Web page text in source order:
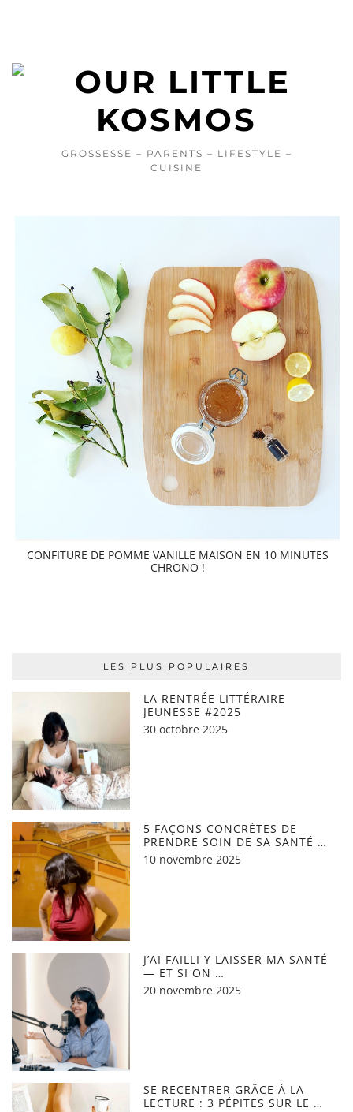
GROSSESSE – PARENTS – LIFESTYLE –
CUISINE
CONFITURE DE POMME VANILLE MAISON EN 10 MINUTES
CHRONO !
LES PLUS POPULAIRES
LA RENTRÉE LITTÉRAIRE
JEUNESSE #2025
30 octobre 2025
5 FAÇONS CONCRÈTES DE
PRENDRE SOIN DE SA SANTÉ …
10 novembre 2025
J’AI FAILLI Y LAISSER MA SANTÉ
— ET SI ON …
20 novembre 2025
SE RECENTRER GRÂCE À LA
LECTURE : 3 PÉPITES SUR LE …